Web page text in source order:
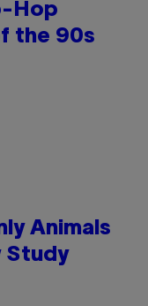
Hop
the 90s
Animals
Study